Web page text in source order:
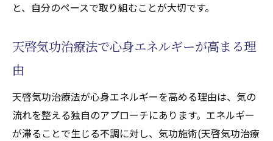
と、自分のペースで取り組むことが大切です。
天啓気功治療法で心身エネルギーが高まる理
由
天啓気功治療法が心身エネルギーを高める理由は、気の
流れを整える独自のアプローチにあります。エネルギー
が滞ることで生じる不調に対し、気功施術(天啓気功治療